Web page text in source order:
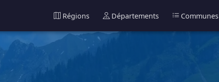
Régions Départements Communes